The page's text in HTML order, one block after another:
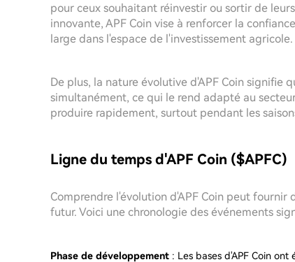
pour ceux souhaitant réinvestir ou sortir de
innovante, APF Coin vise à renforcer la
large dans l'espace de l'investissement agricole.
De plus, la nature évolutive d'APF Coin
simultanément, ce qui le rend adapté au
produire rapidement, surtout pendant les
Ligne du temps d'APF Coin ($APFC)
Comprendre l'évolution d'APF Coin peut
futur. Voici une chronologie des événements
Phase de développement : Les bases d'APF Coin